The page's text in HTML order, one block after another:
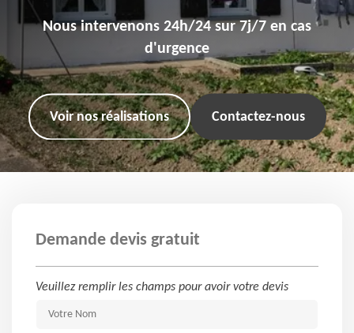
Nous intervenons 24h/24 sur 7j/7 en cas
d'urgence
Voir nos réalisations Contactez-nous
Demande devis gratuit
Veuillez remplir les champs pour avoir votre devis